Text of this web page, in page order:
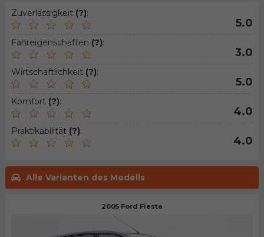
Zuverlässigkeit (?):
5.0
Fahreigenschaften (?):
3.0
Wirtschaftlichkeit (?):
5.0
Komfort (?):
4.0
Praktikabilität (?):
4.0
Alle Varianten des Modells
2005 Ford Fiesta